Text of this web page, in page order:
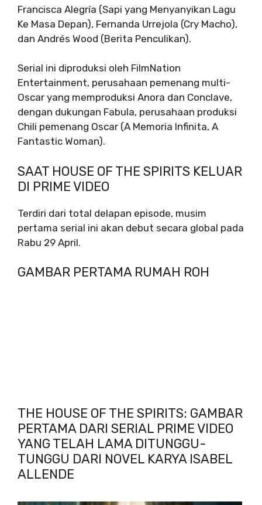
Francisca Alegría (Sapi yang Menyanyikan Lagu
Ke Masa Depan), Fernanda Urrejola (Cry Macho),
dan Andrés Wood (Berita Penculikan).
Serial ini diproduksi oleh FilmNation
Entertainment, perusahaan pemenang multi-
Oscar yang memproduksi Anora dan Conclave,
dengan dukungan Fabula, perusahaan produksi
Chili pemenang Oscar (A Memoria Infinita, A
Fantastic Woman).
SAAT HOUSE OF THE SPIRITS KELUAR
DI PRIME VIDEO
Terdiri dari total delapan episode, musim
pertama serial ini akan debut secara global pada
Rabu 29 April.
GAMBAR PERTAMA RUMAH ROH
THE HOUSE OF THE SPIRITS: GAMBAR
PERTAMA DARI SERIAL PRIME VIDEO
YANG TELAH LAMA DITUNGGU-
TUNGGU DARI NOVEL KARYA ISABEL
ALLENDE